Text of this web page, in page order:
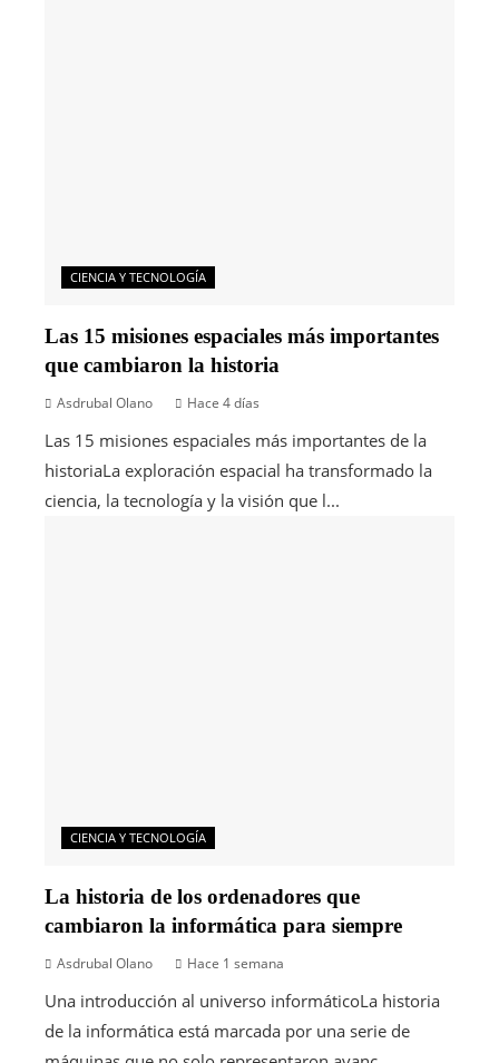
CIENCIA Y TECNOLOGÍA
Las 15 misiones espaciales más importantes
que cambiaron la historia
Asdrubal Olano Hace 4 días
Las 15 misiones espaciales más importantes de la
historiaLa exploración espacial ha transformado la
ciencia, la tecnología y la visión que l...
CIENCIA Y TECNOLOGÍA
La historia de los ordenadores que
cambiaron la informática para siempre
Asdrubal Olano Hace 1 semana
Una introducción al universo informáticoLa historia
de la informática está marcada por una serie de